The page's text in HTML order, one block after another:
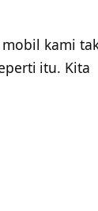
kami
itu. Kita